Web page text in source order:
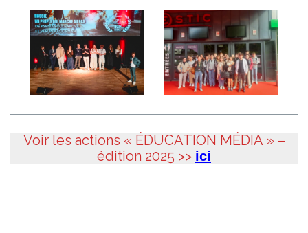
Voir les actions « ÉDUCATION MÉDIA » –
édition 2025 >> ici